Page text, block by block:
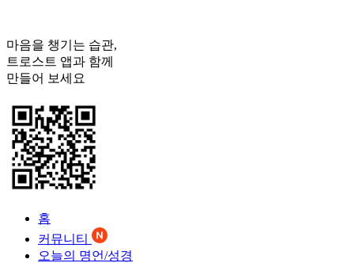
마음을 챙기는 습관,
트로스트 앱과 함께
만들어 보세요
홈
커뮤니티
오늘의 명언/성경